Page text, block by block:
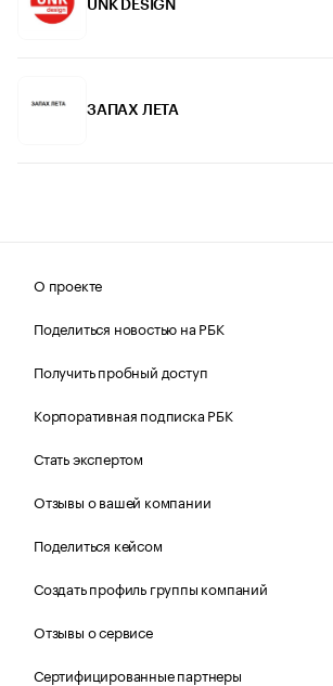
UNK DESIGN
ЗАПАХ ЛЕТА
О проекте
Поделиться новостью на РБК
Получить пробный доступ
Корпоративная подписка РБК
Стать экспертом
Отзывы о вашей компании
Поделиться кейсом
Создать профиль группы компаний
Отзывы о сервисе
Сертифицированные партнеры